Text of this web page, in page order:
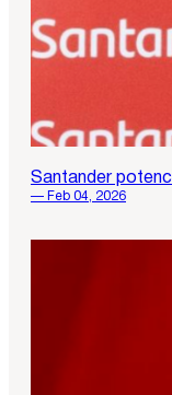
Santander
— Feb 04, 2026